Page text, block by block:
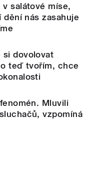
salátové míse,
dění nás zasahuje
si dovolovat
teď tvořím, chce
Mluvili
vzpomíná